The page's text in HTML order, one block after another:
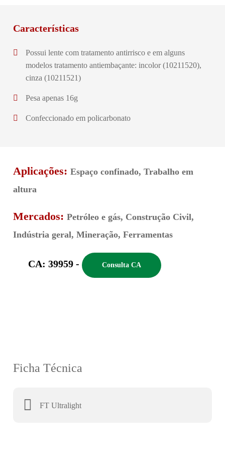
Características
Possui lente com tratamento antirrisco e em alguns
modelos tratamento antiembaçante: incolor (10211520),
cinza (10211521)
Pesa apenas 16g
Confeccionado em policarbonato
Aplicações: Espaço confinado, Trabalho em
altura
Mercados: Petróleo e gás, Construção Civil,
Indústria geral, Mineração, Ferramentas
CA: 39959 - Consulta CA
Ficha Técnica
FT Ultralight